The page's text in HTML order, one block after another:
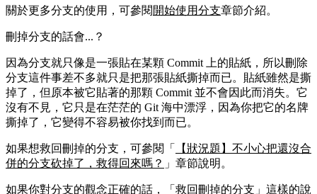
關於更多分支的使用，可參閱 開始使用分支章節介紹。
刪掉分支的話會...？
因為分支就只像是一張貼在某顆 Commit 上的貼紙，所以刪除
分支這件事差不多就只是把那張貼紙撕掉而已。貼紙雖然是撕
掉了，但原本被它貼著的那顆 Commit 並不會因此而消失。它
沒有不見，它只是在茫茫的 Git 海中漂浮，因為你把它的名牌
撕掉了，它變得不容易被你找到而已。
如果想救回刪掉的分支，可參閱「
【狀況題】不小心把還沒合
併的分支砍掉了，救得回來嗎？ 」章節說明。
如果你對分支的觀念正確的話，「救回刪掉的分支」這樣的說